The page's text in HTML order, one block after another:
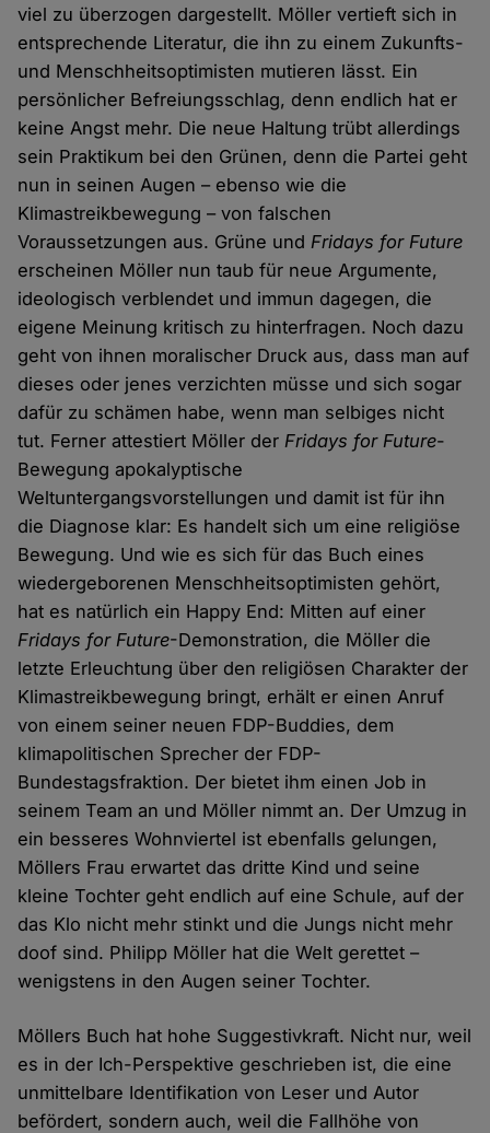
viel zu überzogen dargestellt. Möller vertieft sich in
entsprechende Literatur, die ihn zu einem Zukunfts-
und Menschheitsoptimisten mutieren lässt. Ein
persönlicher Befreiungsschlag, denn endlich hat er
keine Angst mehr. Die neue Haltung trübt allerdings
sein Praktikum bei den Grünen, denn die Partei geht
nun in seinen Augen – ebenso wie die
Klimastreikbewegung – von falschen
Voraussetzungen aus. Grüne und Fridays for Future
erscheinen Möller nun taub für neue Argumente,
ideologisch verblendet und immun dagegen, die
eigene Meinung kritisch zu hinterfragen. Noch dazu
geht von ihnen moralischer Druck aus, dass man auf
dieses oder jenes verzichten müsse und sich sogar
dafür zu schämen habe, wenn man selbiges nicht
tut. Ferner attestiert Möller der Fridays for Future-
Bewegung apokalyptische
Weltuntergangsvorstellungen und damit ist für ihn
die Diagnose klar: Es handelt sich um eine religiöse
Bewegung. Und wie es sich für das Buch eines
wiedergeborenen Menschheitsoptimisten gehört,
hat es natürlich ein Happy End: Mitten auf einer
Fridays for Future-Demonstration, die Möller die
letzte Erleuchtung über den religiösen Charakter der
Klimastreikbewegung bringt, erhält er einen Anruf
von einem seiner neuen FDP-Buddies, dem
klimapolitischen Sprecher der FDP-
Bundestagsfraktion. Der bietet ihm einen Job in
seinem Team an und Möller nimmt an. Der Umzug in
ein besseres Wohnviertel ist ebenfalls gelungen,
Möllers Frau erwartet das dritte Kind und seine
kleine Tochter geht endlich auf eine Schule, auf der
das Klo nicht mehr stinkt und die Jungs nicht mehr
doof sind. Philipp Möller hat die Welt gerettet –
wenigstens in den Augen seiner Tochter.
Möllers Buch hat hohe Suggestivkraft. Nicht nur, weil
es in der Ich-Perspektive geschrieben ist, die eine
unmittelbare Identifikation von Leser und Autor
befördert, sondern auch, weil die Fallhöhe von